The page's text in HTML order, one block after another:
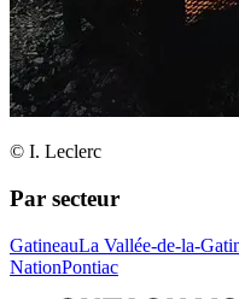
© I. Leclerc
Par secteur
GatineauLa Vallée-de-la-
NationPontiac